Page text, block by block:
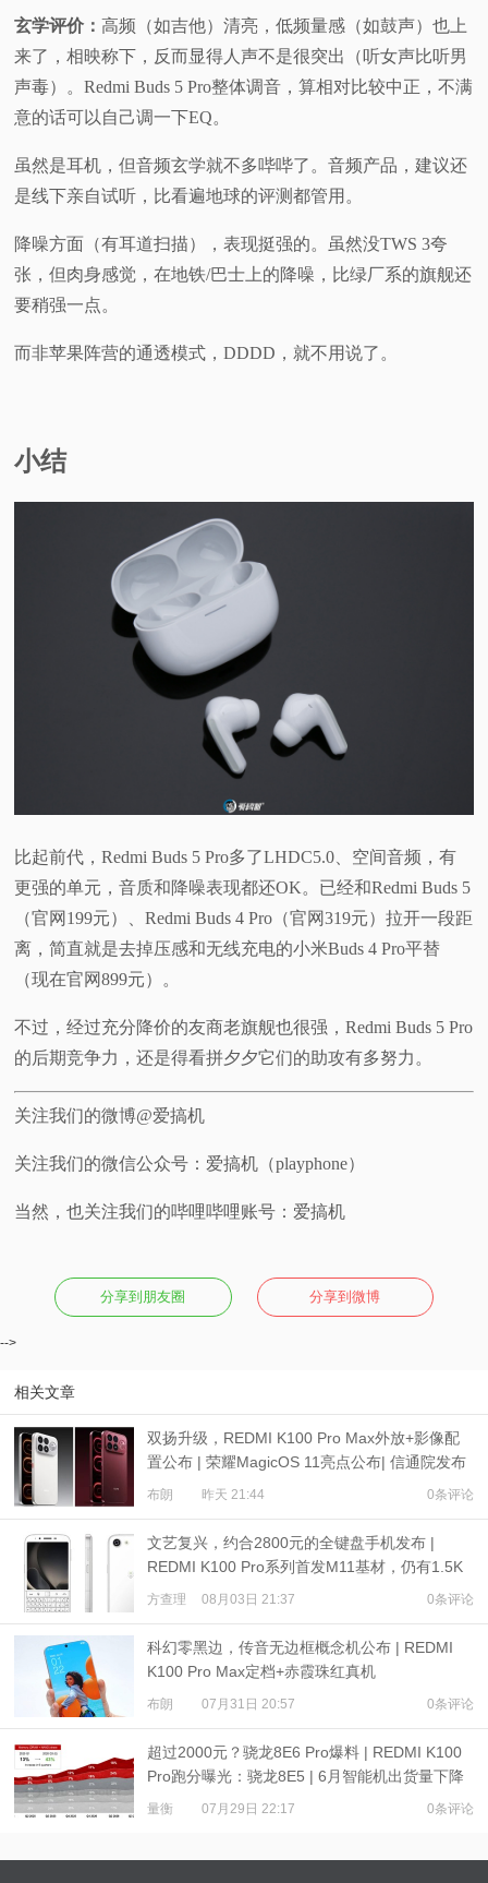
玄学评价：高频（如吉他）清亮，低频量感（如鼓声）也上
来了，相映称下，反而显得人声不是很突出（听女声比听男
声毒）。Redmi Buds 5 Pro整体调音，算相对比较中正，不满
意的话可以自己调一下EQ。
虽然是耳机，但音频玄学就不多哔哔了。音频产品，建议还
是线下亲自试听，比看遍地球的评测都管用。
降噪方面（有耳道扫描），表现挺强的。虽然没TWS 3夸
张，但肉身感觉，在地铁/巴士上的降噪，比绿厂系的旗舰还
要稍强一点。
而非苹果阵营的通透模式，DDDD，就不用说了。
小结
比起前代，Redmi Buds 5 Pro多了LHDC5.0、空间音频，有
更强的单元，音质和降噪表现都还OK。已经和Redmi Buds 5
（官网199元）、Redmi Buds 4 Pro（官网319元）拉开一段距
离，简直就是去掉压感和无线充电的小米Buds 4 Pro平替
（现在官网899元）。
不过，经过充分降价的友商老旗舰也很强，Redmi Buds 5 Pro
的后期竞争力，还是得看拼夕夕它们的助攻有多努力。
关注我们的微博@爱搞机
关注我们的微信公众号：爱搞机（playphone）
当然，也关注我们的哔哩哔哩账号：爱搞机
分享到朋友圈 分享到微博
-->
相关文章
双扬升级，REDMI K100 Pro Max外放+影像配
置公布 | 荣耀MagicOS 11亮点公布| 信通院发布
eSIM研究报告
布朗 昨天 21:44 0条评论
文艺复兴，约合2800元的全键盘手机发布 |
REDMI K100 Pro系列首发M11基材，仍有1.5K
超级像素
方查理 08月03日 21:37 0条评论
科幻零黑边，传音无边框概念机公布 | REDMI
K100 Pro Max定档+赤霞珠红真机
布朗 07月31日 20:57 0条评论
超过2000元？骁龙8E6 Pro爆料 | REDMI K100
Pro跑分曝光：骁龙8E5 | 6月智能机出货量下降
16.6%
量衡 07月29日 22:17 0条评论